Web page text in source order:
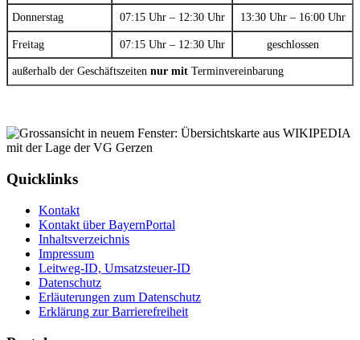
Donnerstag 07:15 Uhr – 12:30 Uhr 13:30 Uhr – 16:00 Uhr
Freitag 07:15 Uhr – 12:30 Uhr geschlossen
außerhalb der Geschäftszeiten nur mit Terminvereinbarung
Quicklinks
Kontakt
Kontakt über BayernPortal
Inhaltsverzeichnis
Impressum
Leitweg-ID, Umsatzsteuer-ID
Datenschutz
Erläuterungen zum Datenschutz
Erklärung zur Barrierefreiheit